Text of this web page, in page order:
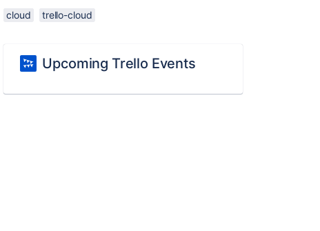
cloud trello-cloud
Upcoming Trello Events